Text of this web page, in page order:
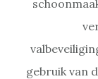
gebruik van